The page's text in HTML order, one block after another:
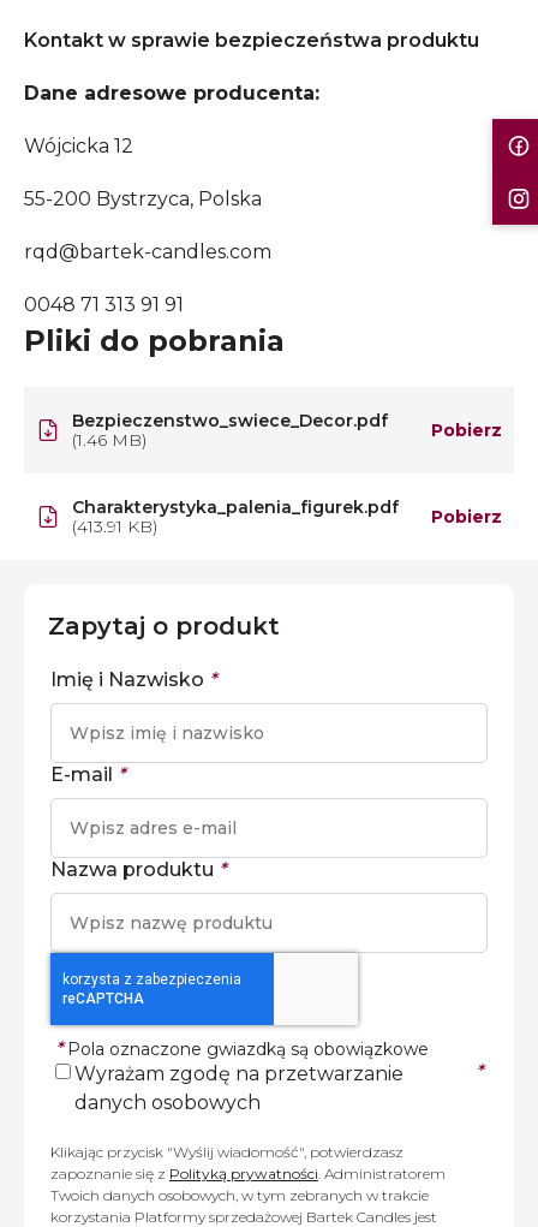
Kontakt w sprawie bezpieczeństwa produktu
Dane adresowe producenta:
Wójcicka 12
55-200 Bystrzyca, Polska
rqd@bartek-candles.com
0048 71 313 91 91
Pliki do pobrania
Bezpieczenstwo_swiece_Decor.pdf
(1.46 MB)
Pobierz
Charakterystyka_palenia_figurek.pdf
(413.91 KB)
Pobierz
Zapytaj o produkt
Imię i Nazwisko *
E-mail *
Nazwa produktu *
* Pola oznaczone gwiazdką są obowiązkowe
Wyrażam zgodę na przetwarzanie
danych osobowych
*
Klikając przycisk "Wyślij wiadomość", potwierdzasz
zapoznanie się z Polityką prywatności. Administratorem
Twoich danych osobowych, w tym zebranych w trakcie
korzystania Platformy sprzedażowej Bartek Candles jest